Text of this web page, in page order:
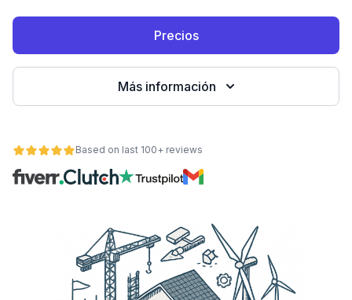
Precios
Más información
Based on last 100+ reviews